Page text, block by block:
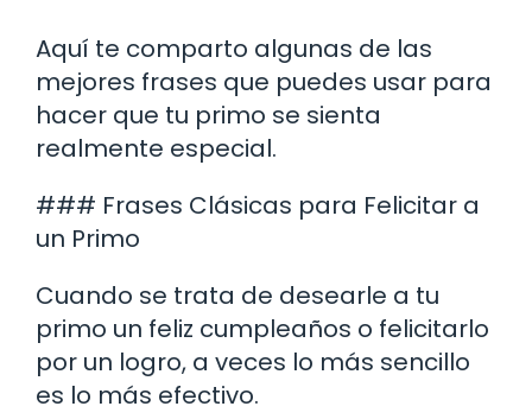
Aquí te comparto algunas de las
mejores frases que puedes usar para
hacer que tu primo se sienta
realmente especial.
### Frases Clásicas para Felicitar a
un Primo
Cuando se trata de desearle a tu
primo un feliz cumpleaños o felicitarlo
por un logro, a veces lo más sencillo
es lo más efectivo.